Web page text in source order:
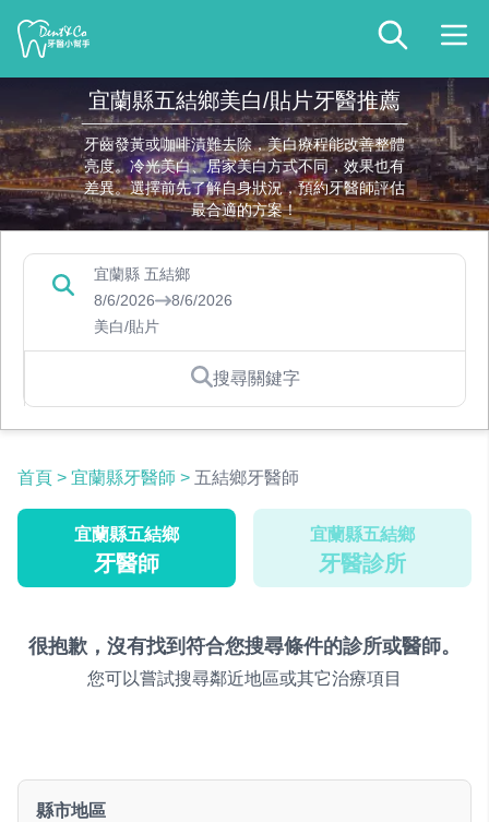
宜蘭縣五結鄉美白/貼片牙醫推薦
牙齒發黃或咖啡漬難去除，美白療程能改善整體
亮度。冷光美白、居家美白方式不同，效果也有
差異。選擇前先了解自身狀況，預約牙醫師評估
最合適的方案！
宜蘭縣 五結鄉
8/6/2026
8/6/2026
美白/貼片
搜尋關鍵字
首頁 > 宜蘭縣牙醫師 > 五結鄉牙醫師
宜蘭縣五結鄉
牙醫師
宜蘭縣五結鄉
牙醫診所
很抱歉，沒有找到符合您搜尋條件的診所或醫師。
您可以嘗試搜尋鄰近地區或其它治療項目
縣市地區